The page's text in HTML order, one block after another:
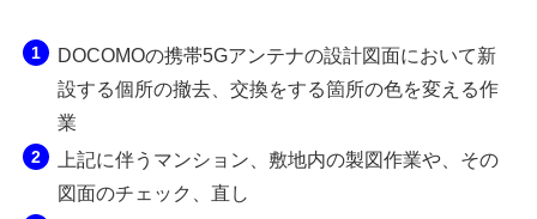
DOCOMOの携帯5Gアンテナの設計図面において新
設する個所の撤去、交換をする箇所の色を変える作
業
上記に伴うマンション、敷地内の製図作業や、その
図面のチェック、直し